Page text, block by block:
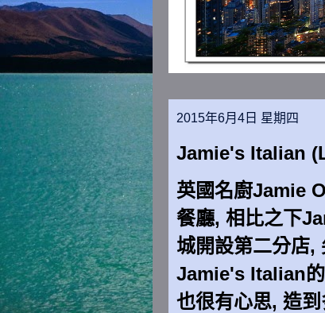
2015年6月4日 星期四
Jamie's Italian
英國名廚Jamie
餐廳, 相比之下
城開設第二分店,
Jamie's Italian
也很有心思, 造